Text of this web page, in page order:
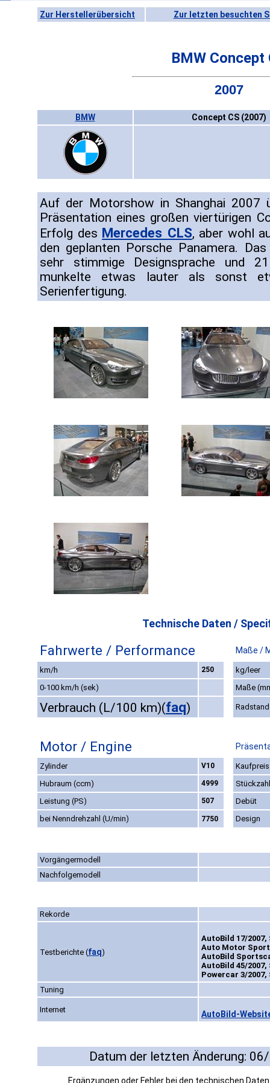
Zur Herstellerübersicht Zur letzten besuchten
BMW Concept
2007
BMW Concept CS (2007)
Auf der Motorshow in Shanghai 2007
Präsentation eines großen viertürigen
Erfolg des Mercedes CLS, aber wohl
den geplanten Porsche Panamera.
sehr stimmige Designsprache und
munkelte etwas lauter als sonst
Serienfertigung.
Technische Daten /
Fahrwerte / Performance Maße /
km/h 250
kg/leer
0-100 km/h (sek)
Maße
Verbrauch (L/100 km)(faq)
Motor / Engine
Zylinder V10
Hubraum (ccm)
4999
Stückzahl
Leistung (PS)
507
Debüt
bei Nenndrehzahl (U/min)
7750 Design
Vorgängermodell
Nachfolgemodell
Rekorde
Testberichte (faq)
AutoBild 17/2007,
Auto Motor Sport
AutoBild
AutoBild 45/2007,
Powercar 3/2007,
Tuning
Internet AutoBild-
Datum der letzten Änderung:
Ergänzungen oder Fehler bei den technischen